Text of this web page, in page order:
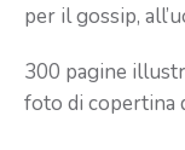
per il gossip,
300 pagine
foto di copertina